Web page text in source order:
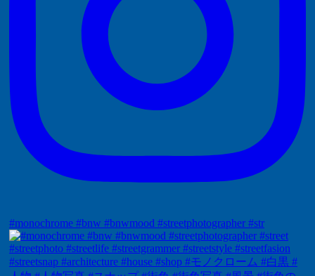
#monochrome #bnw #bnwmood #streetphotographer #str